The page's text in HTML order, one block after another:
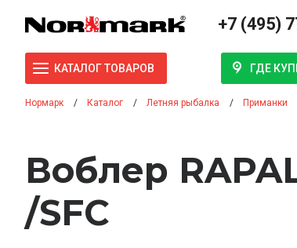
+7 (495)
КАТАЛОГ ТОВАРОВ ГДЕ
Нормарк Каталог Летняя рыбалка Приманки
Воблер
/SFC